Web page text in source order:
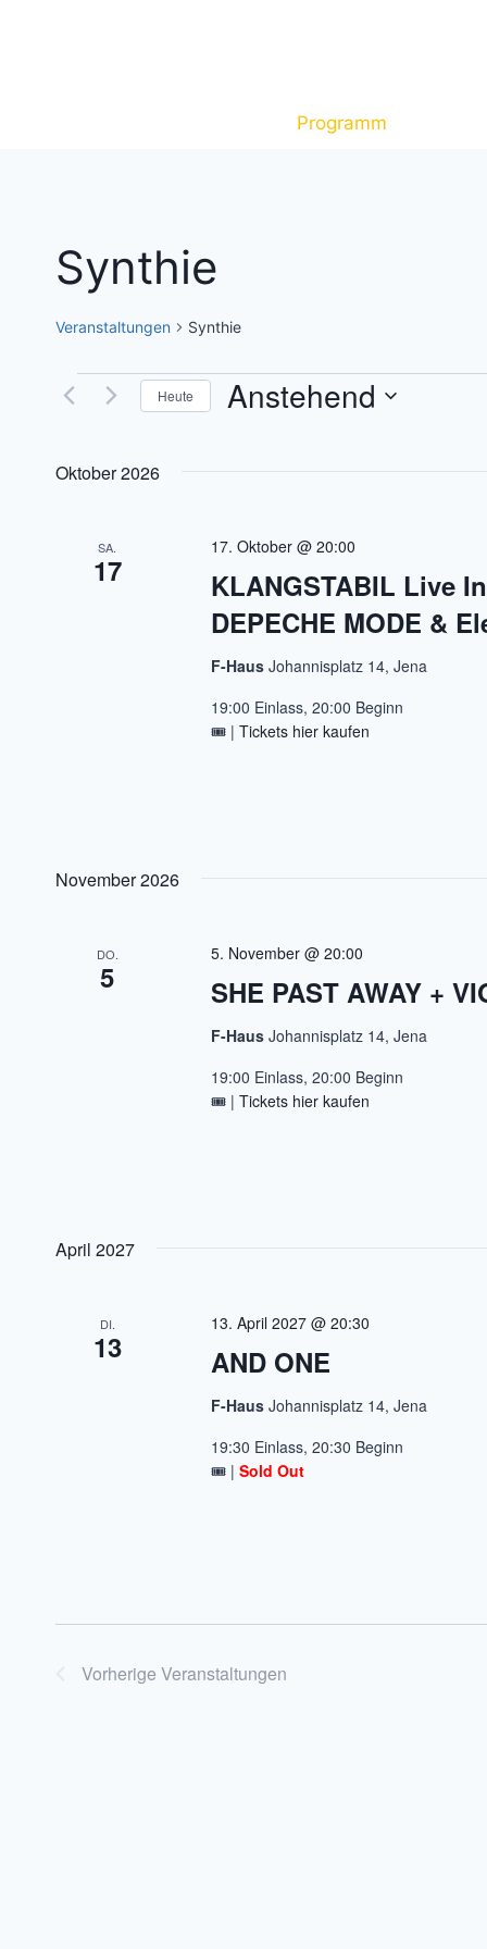
Programm
Synthie
Veranstaltungen Synthie
Veranstaltungen
Heute Anstehend
Oktober 2026
SA.
17
KLANGSTABIL Live
DEPECHE MODE &
17. Oktober @ 20:00
F-HausJohannisplatz 14, Jena
19:00 Einlass, 20:00 Beginn
🎟️ |Tickets hier kaufen
November 2026
DO.
5 SHE PAST AWAY +
5. November @ 20:00
F-HausJohannisplatz 14, Jena
19:00 Einlass, 20:00 Beginn
🎟️ |Tickets hier kaufen
April 2027
DI.
13 AND ONE
13. April 2027 @ 20:30
F-HausJohannisplatz 14, Jena
19:30 Einlass, 20:30 Beginn
🎟️ |Sold Out
Vorherige Veranstaltungen